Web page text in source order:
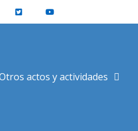
actos y actividades